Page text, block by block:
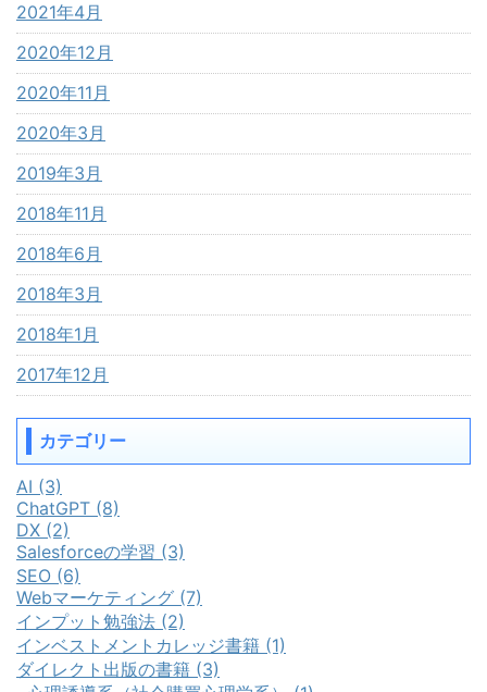
2021年4月
2020年12月
2020年11月
2020年3月
2019年3月
2018年11月
2018年6月
2018年3月
2018年1月
2017年12月
カテゴリー
AI (3)
ChatGPT (8)
DX (2)
Salesforceの学習 (3)
SEO (6)
Webマーケティング (7)
インプット勉強法 (2)
インベストメントカレッジ書籍 (1)
ダイレクト出版の書籍 (3)